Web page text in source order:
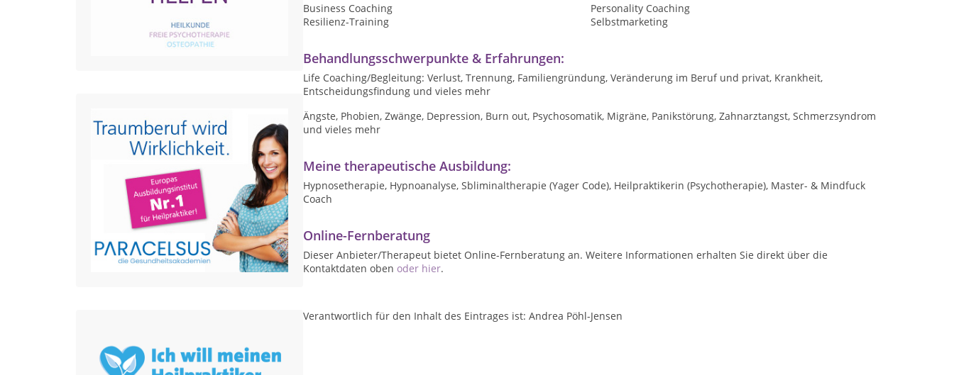
Business Coaching
Personality Coaching
Resilienz-Training
Selbstmarketing
Behandlungsschwerpunkte & Erfahrungen:
Life Coaching/Begleitung: Verlust, Trennung, Familiengründung, Veränderung im Beruf und privat, Krankheit,
Entscheidungsfindung und vieles mehr
Ängste, Phobien, Zwänge, Depression, Burn out, Psychosomatik, Migräne, Panikstörung, Zahnarztangst, Schmerzsyndrom
und vieles mehr
Meine therapeutische Ausbildung:
Hypnosetherapie, Hypnoanalyse, Sbliminaltherapie (Yager Code), Heilpraktikerin (Psychotherapie), Master- & Mindfuck
Coach
Online-Fernberatung
Dieser Anbieter/Therapeut bietet Online-Fernberatung an. Weitere Informationen erhalten Sie direkt über die
Kontaktdaten oben oder hier.
Verantwortlich für den Inhalt des Eintrages ist: Andrea Pöhl-Jensen